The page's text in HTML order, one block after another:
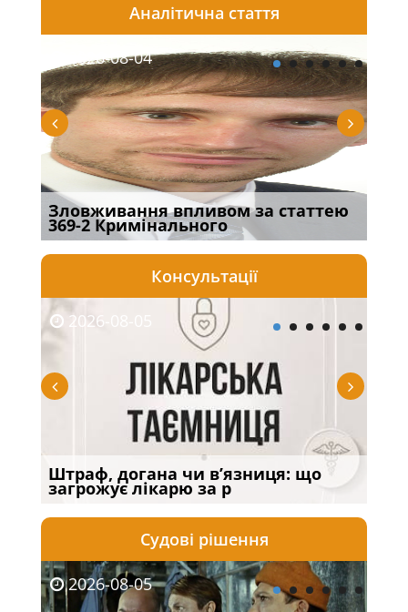
Аналітична стаття
2026-08-04
Зловживання впливом за статтею
369-2 Кримінального
Консультації
2026-08-05
Штраф, догана чи в’язниця: що
загрожує лікарю за р
Судові рішення
2026-08-05